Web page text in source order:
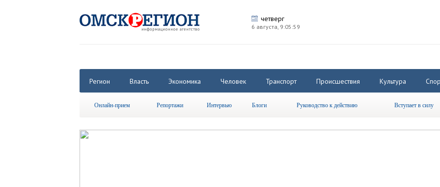
четверг
6 августа, 9:06:00
Регион Власть Экономика Человек Транспорт Происшествия Культура
Онлайн-прием Репортажи Интервью Блоги Руководство к действию Вступает в силу